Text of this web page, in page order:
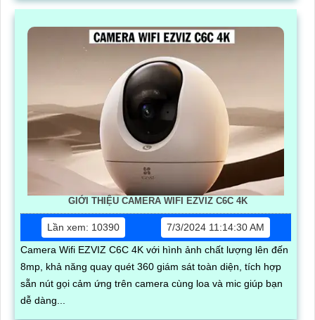
GIỚI THIỆU CAMERA WIFI EZVIZ C6C 4K
Lần xem: 10390
7/3/2024 11:14:30 AM
Camera Wifi EZVIZ C6C 4K với hình ảnh chất lượng lên đến
8mp, khả năng quay quét 360 giám sát toàn diện, tích hợp
sẵn nút gọi cảm ứng trên camera cùng loa và mic giúp bạn
dễ dàng...